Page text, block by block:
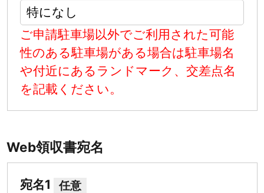
ご申請駐車場以外でご利用された可能
性のある駐車場がある場合は駐車場名
や付近にあるランドマーク、交差点名
を記載ください。
Web領収書宛名
宛名1 任意